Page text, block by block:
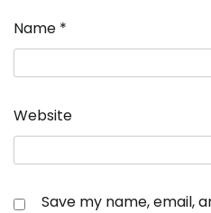
Name *
Website
Save my name, email,